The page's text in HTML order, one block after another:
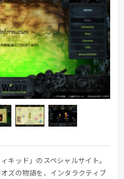
キッド」のスペシャルサイト。
ズの物語を、インタラクティブ